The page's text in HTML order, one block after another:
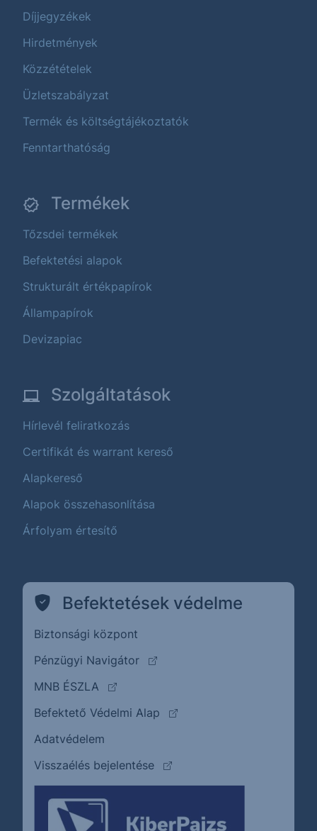
Díjjegyzékek
Hirdetmények
Közzétételek
Üzletszabályzat
Termék és költségtájékoztatók
Fenntarthatóság
Termékek
Tőzsdei termékek
Befektetési alapok
Strukturált értékpapírok
Állampapírok
Devizapiac
Szolgáltatások
Hírlevél feliratkozás
Certifikát és warrant kereső
Alapkereső
Alapok összehasonlítása
Árfolyam értesítő
Befektetések védelme
Biztonsági központ
Pénzügyi Navigátor
(külső oldalra ugrik)
MNB ÉSZLA
(külső oldalra ugrik)
Befektető Védelmi Alap
(külső oldalra ugrik)
Adatvédelem
Visszaélés bejelentése
(külső oldalra ugrik)